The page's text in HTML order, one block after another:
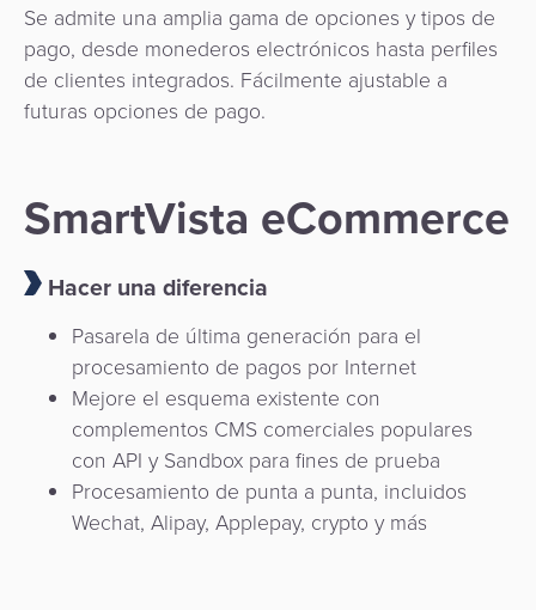
Se admite una amplia gama de opciones y tipos de
pago, desde monederos electrónicos hasta perfiles
de clientes integrados. Fácilmente ajustable a
futuras opciones de pago.
SmartVista eCommerce
Hacer una diferencia
Pasarela de última generación para el
procesamiento de pagos por Internet
Mejore el esquema existente con
complementos CMS comerciales populares
con API y Sandbox para fines de prueba
Procesamiento de punta a punta, incluidos
Wechat, Alipay, Applepay, crypto y más